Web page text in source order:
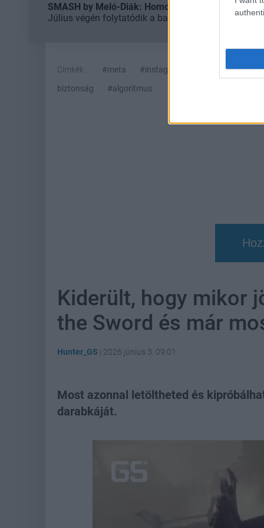
SMASH by Meló-Diák: Homok, zene és a nyár
Július végén folytatódik a balatoni strandröplabda-
Címkék: #meta #instagram #facebook
biztonság
#algoritmus
Kiderült, hogy mikor
the Sword és már
Hunter_GS | 2026 június 3. 09:01
Most azonnal letöltheted és
darabkáját.